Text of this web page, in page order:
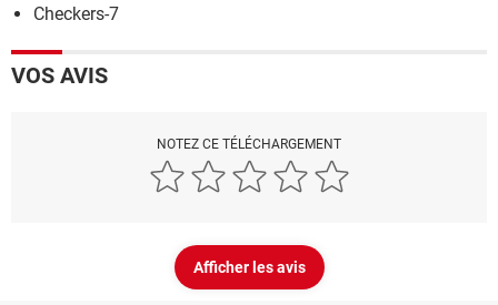
Checkers-7
VOS AVIS
NOTEZ CE TÉLÉCHARGEMENT
Afficher les avis